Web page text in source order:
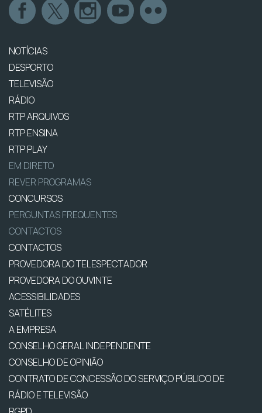
NOTÍCIAS
DESPORTO
TELEVISÃO
RÁDIO
RTP ARQUIVOS
RTP ENSINA
RTP PLAY
EM DIRETO
REVER PROGRAMAS
CONCURSOS
PERGUNTAS FREQUENTES
CONTACTOS
CONTACTOS
PROVEDORA DO TELESPECTADOR
PROVEDORA DO OUVINTE
ACESSIBILIDADES
SATÉLITES
A EMPRESA
CONSELHO GERAL INDEPENDENTE
CONSELHO DE OPINIÃO
CONTRATO DE CONCESSÃO DO SERVIÇO PÚBLICO DE
RÁDIO E TELEVISÃO